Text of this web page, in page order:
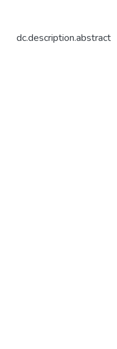
dc.description.abstract